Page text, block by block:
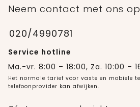
Neem contact met ons op
020/4990781
Service hotline
Ma.-vr. 8:00 – 18:00, Za. 10:00 –
Het normale tarief voor vaste en mobiele
telefoonprovider kan afwijken.